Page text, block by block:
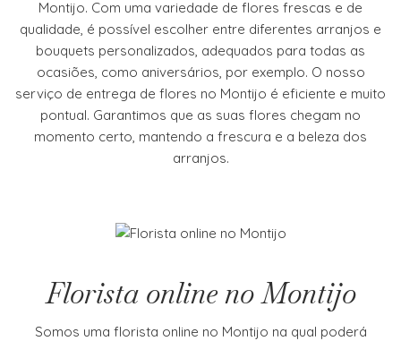
Montijo. Com uma variedade de flores frescas e de
qualidade, é possível escolher entre diferentes arranjos e
bouquets personalizados, adequados para todas as
ocasiões, como aniversários, por exemplo. O nosso
serviço de entrega de flores no Montijo é eficiente e muito
pontual. Garantimos que as suas flores chegam no
momento certo, mantendo a frescura e a beleza dos
arranjos.
Florista online no Montijo
Somos uma florista online no Montijo na qual poderá